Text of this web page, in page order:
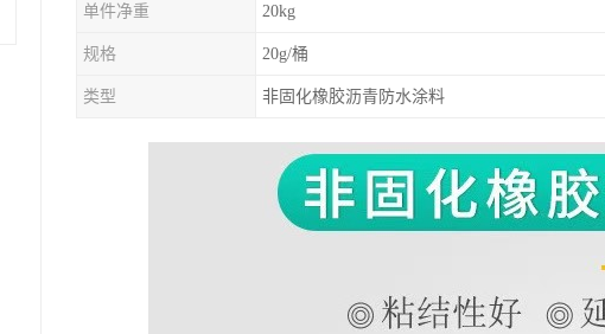
单件净重 20kg
规格 20g/桶
类型 非固化橡胶沥青防水涂料